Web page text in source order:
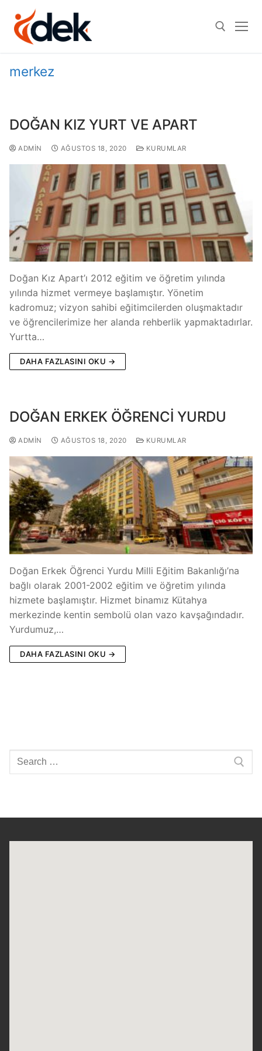
merkez
DOĞAN KIZ YURT VE APART
ADMIN AĞUSTOS 18, 2020 KURUMLAR
Doğan Kız Apart’ı 2012 eğitim ve öğretim yılında
yılında hizmet vermeye başlamıştır. Yönetim
kadromuz; vizyon sahibi eğitimcilerden oluşmaktadır
ve öğrencilerimize her alanda rehberlik yapmaktadırlar.
Yurtta…
DAHA FAZLASINI OKU →
DOĞAN ERKEK ÖĞRENCİ YURDU
ADMIN AĞUSTOS 18, 2020 KURUMLAR
Doğan Erkek Öğrenci Yurdu Milli Eğitim Bakanlığı’na
bağlı olarak 2001-2002 eğitim ve öğretim yılında
hizmete başlamıştır. Hizmet binamız Kütahya
merkezinde kentin sembolü olan vazo kavşağındadır.
Yurdumuz,…
DAHA FAZLASINI OKU →